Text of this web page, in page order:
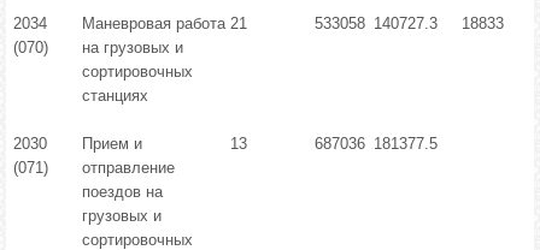
2034
(070)
Маневровая работа
на грузовых и
сортировочных
станциях
21 533058 140727.3 18833
2030
(071)
Прием и
отправление
поездов на
грузовых и
сортировочных
13 687036 181377.5